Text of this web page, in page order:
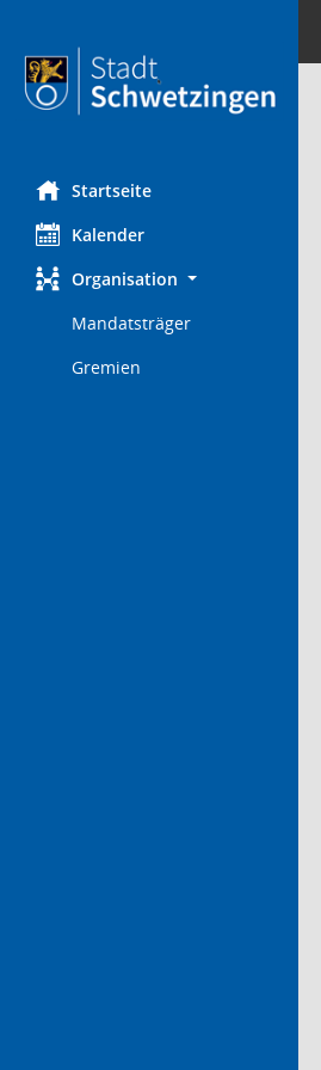
Startseite
Kalender
Organisation
Mandatsträger
Gremien